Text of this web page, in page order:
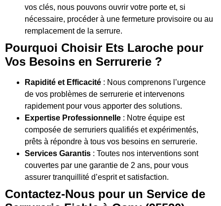
vos clés, nous pouvons ouvrir votre porte et, si
nécessaire, procéder à une fermeture provisoire ou au
remplacement de la serrure.
Pourquoi Choisir Ets Laroche pour
Vos Besoins en Serrurerie ?
Rapidité et Efficacité : Nous comprenons l’urgence
de vos problèmes de serrurerie et intervenons
rapidement pour vous apporter des solutions.
Expertise Professionnelle : Notre équipe est
composée de serruriers qualifiés et expérimentés,
prêts à répondre à tous vos besoins en serrurerie.
Services Garantis : Toutes nos interventions sont
couvertes par une garantie de 2 ans, pour vous
assurer tranquillité d’esprit et satisfaction.
Contactez-Nous pour un Service de